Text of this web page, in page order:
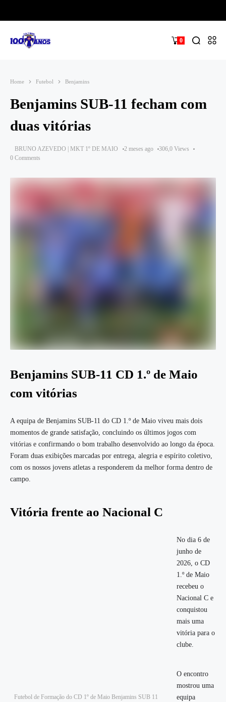
0
Home Futebol Benjamins
Benjamins SUB-11 fecham com
duas vitórias
BRUNO AZEVEDO | MKT 1º DE MAIO 2 meses ago
306,0 Views
0 Comments
Benjamins SUB-11 CD 1.º de Maio
com vitórias
A equipa de Benjamins SUB-11 do CD 1.º de Maio viveu mais dois
momentos de grande satisfação, concluindo os últimos jogos com
vitórias e confirmando o bom trabalho desenvolvido ao longo da época.
Foram duas exibições marcadas por entrega, alegria e espírito coletivo,
com os nossos jovens atletas a responderem da melhor forma dentro de
campo.
Vitória frente ao Nacional C
Futebol de Formação do CD 1º de Maio Benjamins SUB 11
No dia 6 de
junho de
2026, o CD
1.º de Maio
recebeu o
Nacional C e
conquistou
mais uma
vitória para o
clube.
O encontro
mostrou uma
equipa